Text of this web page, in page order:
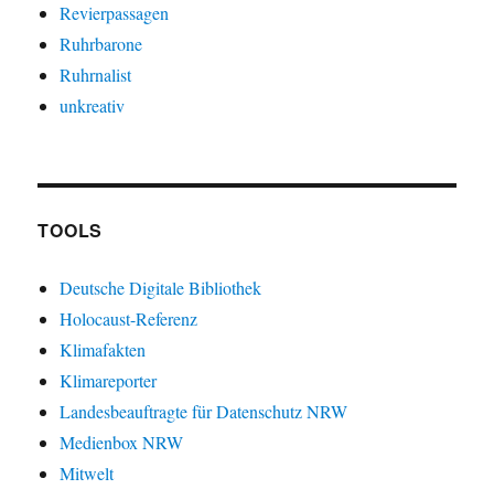
Revierpassagen
Ruhrbarone
Ruhrnalist
unkreativ
TOOLS
Deutsche Digitale Bibliothek
Holocaust-Referenz
Klimafakten
Klimareporter
Landesbeauftragte für Datenschutz NRW
Medienbox NRW
Mitwelt